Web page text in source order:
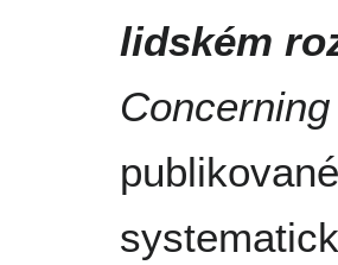
lidském